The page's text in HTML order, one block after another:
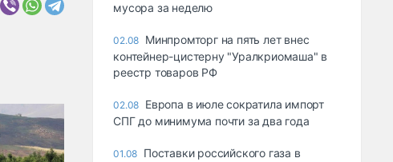
мусора за неделю
02.08 Минпромторг на пять лет внес
контейнер-цистерну "Уралкриомаша" в
реестр товаров РФ
02.08 Европа в июле сократила импорт
СПГ до минимума почти за два года
01.08 Поставки российского газа в